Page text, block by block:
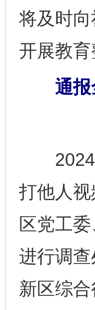
将及时
开展教育
通报
2024
打他人
区党工
进行调
新区综